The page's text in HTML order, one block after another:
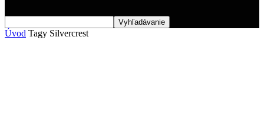
Úvod Tagy Silvercrest